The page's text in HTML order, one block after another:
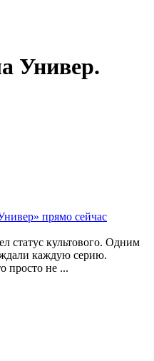
Универ.
прямо сейчас
статус культового. Одним
каждую серию.
просто не ...